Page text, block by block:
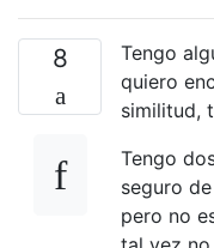
8
Tengo
quiero
similitud,
Tengo
seguro
pero no